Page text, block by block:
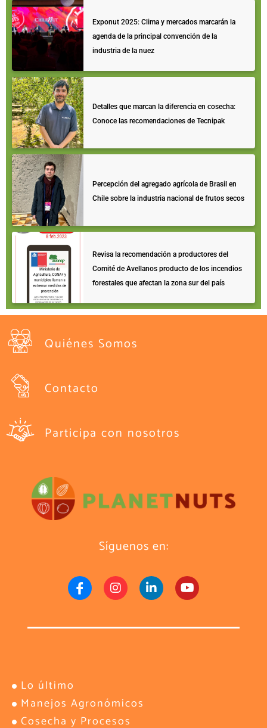
Exponut 2025: Clima y mercados marcarán la
agenda de la principal convención de la
industria de la nuez
Detalles que marcan la diferencia en cosecha:
Conoce las recomendaciones de Tecnipak
Percepción del agregado agrícola de Brasil en
Chile sobre la industria nacional de frutos secos
Revisa la recomendación a productores del
Comité de Avellanos producto de los incendios
forestales que afectan la zona sur del país
Quiénes Somos
Contacto
Participa con nosotros
Síguenos en:
Lo último
Manejos Agronómicos
Cosecha y Procesos